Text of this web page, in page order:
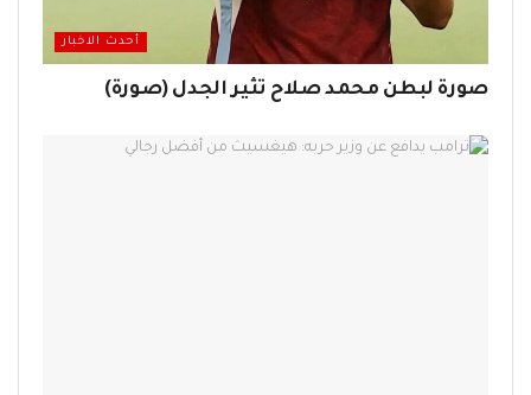
أحدث الاخبار
صورة لبطن محمد صلاح تثير الجدل (صورة)